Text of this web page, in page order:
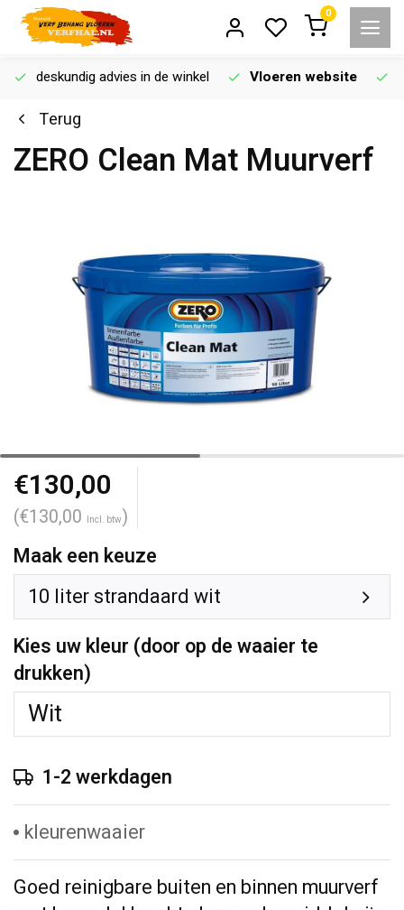
0
deskundig advies in de winkel Vloeren website
Terug
ZERO Clean Mat Muurverf
€130,00
(€130,00 Incl. btw)
Maak een keuze
10 liter strandaard wit
Kies uw kleur (door op de waaier te
drukken)
1-2 werkdagen
kleurenwaaier
Goed reinigbare buiten en binnen muurverf